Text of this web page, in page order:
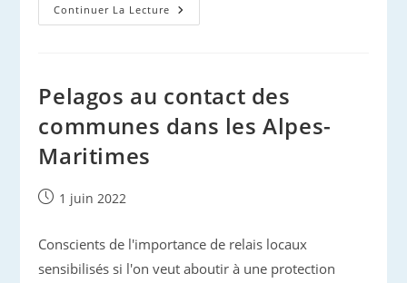
Continuer La Lecture Etudier
L’activité
Pelagos au contact des
communes dans les Alpes-
Maritimes
Publication
1 juin 2022
Conscients de l'importance de relais locaux
sensibilisés si l'on veut aboutir à une protection